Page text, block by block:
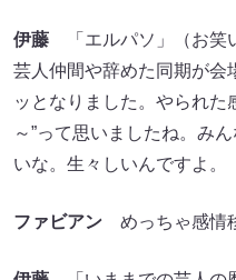
伊藤 「エルパソ」（お笑
芸人仲間や辞めた同期が会
ッとなりました。やられた
～”って思いましたね。み
いな。生々しいんですよ。
ファビアン めっちゃ感情